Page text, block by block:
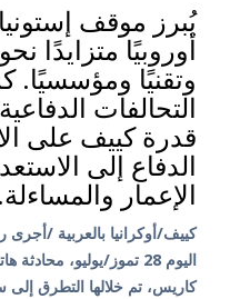
يُبرز موقف
أوروبيًا متزايدًا
وتقنيًا ومؤسسيًا.
التحالفات
قدرة كييف على
الدفاع إلى
الإعمار والمساءلة.
كييف/أوكرانيا بالعربية /أجرى
اليوم 28 تموز/يوليو،
كاريس، تم خلالها التطرق إلى